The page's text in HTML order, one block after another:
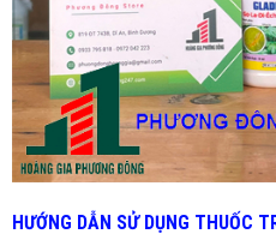
HƯỚNG DẪN SỬ DỤNG THUỐC